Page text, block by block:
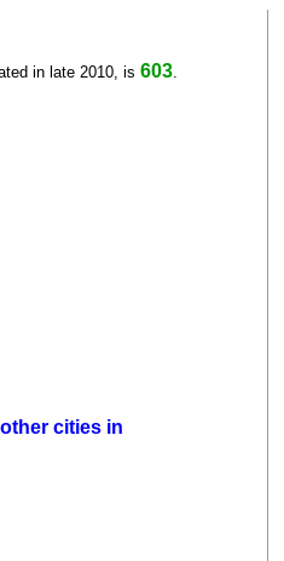
in late 2010, is 603
cities in